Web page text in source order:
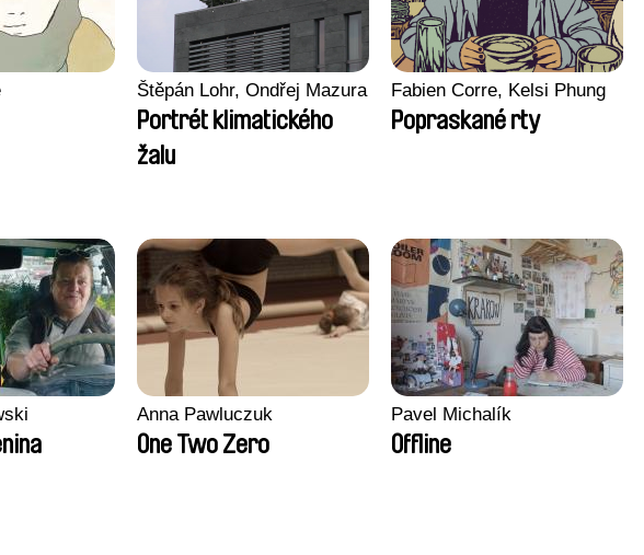
Štěpán Lohr, Ondřej Mazura
Portrét klimatického
žalu
Fabien Corre, Kelsi Phung
Popraskané rty
Anna Pawluczuk
One Two Zero
Pavel Michalík
Offline